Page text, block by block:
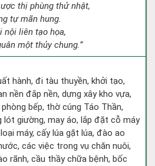
thị phùng thử nhật,
tự mãn hung.
nội liên tạo họa,
một thủy chung.”
hành, đi tàu thuyền, khởi tạo,
nền đắp nền, dựng xây kho vựa,
bếp, thờ cúng Táo Thần,
lót giường, may áo, lắp đặt cỗ máy
máy, cấy lúa gặt lúa, đào ao
các việc trong vụ chăn nuôi,
rãnh, cầu thầy chữa bệnh, bốc